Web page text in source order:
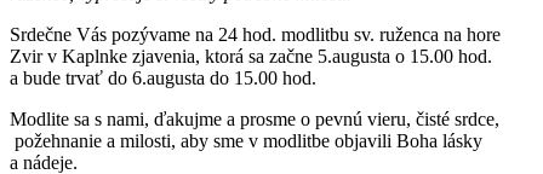
Srdečne Vás pozývame na 24 hod. modlitbu sv. ruženca na hore
Zvir v Kaplnke zjavenia, ktorá sa začne 5.augusta o 15.00 hod.
a bude trvať do 6.augusta do 15.00 hod.
Modlite sa s nami, ďakujme a prosme o pevnú vieru, čisté srdce,
požehnanie a milosti, aby sme v modlitbe objavili Boha lásky
a nádeje.